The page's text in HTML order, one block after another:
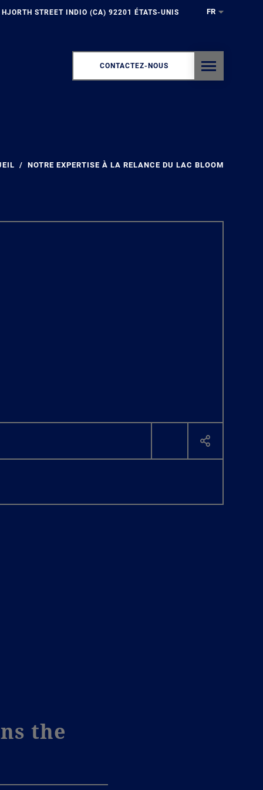
STREET INDIO (CA) 92201 ÉTATS-UNIS FR
CONTACTEZ-NOUS
NOTRE EXPERTISE À LA RELANCE DU LAC BLOOM
the